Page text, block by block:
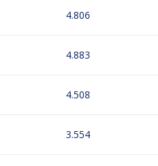
4.806
4.883
4.508
3.554